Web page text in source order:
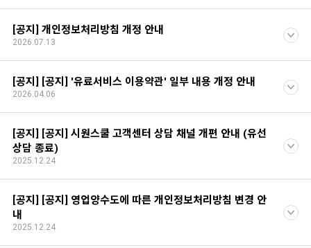
[공지] 개인정보처리방침 개정 안내
2026.07.13
[공지] [공지] '유료서비스 이용약관' 일부 내용 개정 안내
2026.04.06
[공지] [공지] 시원스쿨 고객센터 상담 채널 개편 안내 (유선
상담 종료)
2025.12.24
[공지] [공지] 영업양수도에 따른 개인정보처리방침 변경 안
내
2025.12.24